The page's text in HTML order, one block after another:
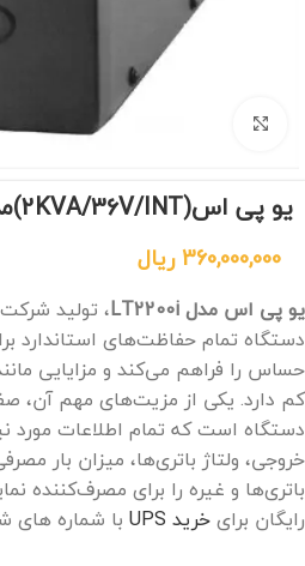
برای بزرگنمایی کلیک کنید
یو پی اس(2KVA/36V/INT)مدل LT2200I
360,000,000ریال
یو پی اس مدل LT2200i
، تولید
دستگاه تمام حفاظت‌های استاندارد
حساس را فراهم می‌کند و مزایایی
دستگاه است که تمام اطلاعات مورد
خروجی، ولتاژ باتری‌ها، میزان بار
باتری‌ها و غیره را برای
رایگان برایخرید UPS با شماره های